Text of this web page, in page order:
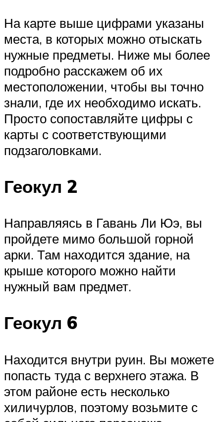
На карте выше цифрами указаны
места, в которых можно отыскать
нужные предметы. Ниже мы более
подробно расскажем об их
местоположении, чтобы вы точно
знали, где их необходимо искать.
Просто сопоставляйте цифры с
карты с соответствующими
подзаголовками.
Геокул 2
Направляясь в Гавань Ли Юэ, вы
пройдете мимо большой горной
арки. Там находится здание, на
крыше которого можно найти
нужный вам предмет.
Геокул 6
Находится внутри руин. Вы можете
попасть туда с верхнего этажа. В
этом районе есть несколько
хиличурлов, поэтому возьмите с